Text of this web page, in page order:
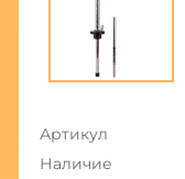
Артикул
Наличие